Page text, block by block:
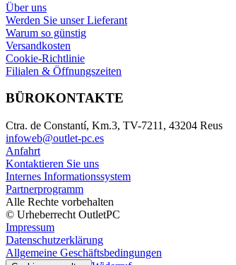
Über uns
Werden Sie unser Lieferant
Warum so günstig
Versandkosten
Cookie-Richtlinie
Filialen & Öffnungszeiten
BÜROKONTAKTE
Ctra. de Constantí, Km.3, TV-7211, 43204 Reus
infoweb@outlet-pc.es
Anfahrt
Kontaktieren Sie uns
Internes Informationssystem
Partnerprogramm
Alle Rechte vorbehalten
© Urheberrecht OutletPC
Impressum
Datenschutzerklärung
Allgemeine Geschäftsbedingungen